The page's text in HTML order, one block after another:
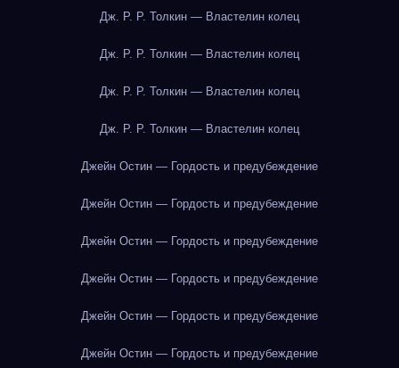
Дж. Р. Р. Толкин — Властелин колец
Дж. Р. Р. Толкин — Властелин колец
Дж. Р. Р. Толкин — Властелин колец
Дж. Р. Р. Толкин — Властелин колец
Джейн Остин — Гордость и предубеждение
Джейн Остин — Гордость и предубеждение
Джейн Остин — Гордость и предубеждение
Джейн Остин — Гордость и предубеждение
Джейн Остин — Гордость и предубеждение
Джейн Остин — Гордость и предубеждение